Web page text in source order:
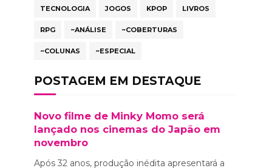
TECNOLOGIA JOGOS KPOP LIVROS
RPG ~ANÁLISE ~COBERTURAS
~COLUNAS ~ESPECIAL
POSTAGEM EM DESTAQUE
Novo filme de Minky Momo será
lançado nos cinemas do Japão em
novembro
Após 32 anos, produção inédita apresentará a